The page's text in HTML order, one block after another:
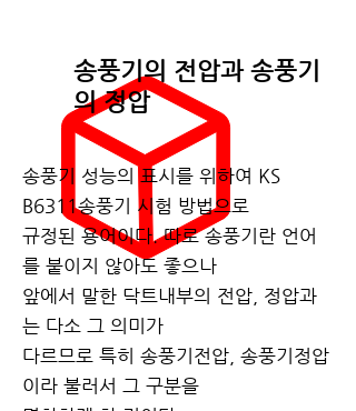
송풍기의 전압과 송풍기
의 정압
송풍기 성능의 표시를 위하여 KS
B6311송풍기 시험 방법으로
규정된 용어이다. 따로 송풍기란 언어
를 붙이지 않아도 좋으나
앞에서 말한 닥트내부의 전압, 정압과
는 다소 그 의미가
다르므로 특히 송풍기전압, 송풍기정압
이라 불러서 그 구분을